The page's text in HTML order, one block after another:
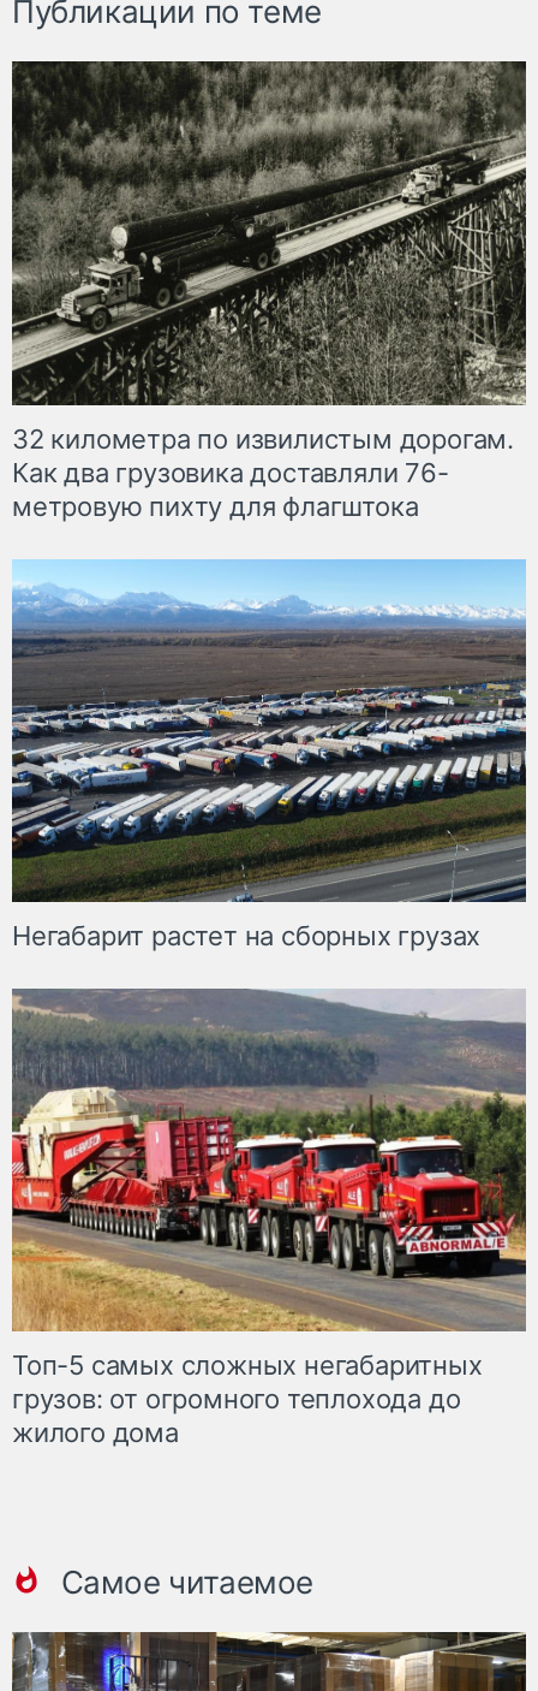
Публикации по теме
32 километра по извилистым дорогам.
Как два грузовика доставляли 76-
метровую пихту для флагштока
Негабарит растет на сборных грузах
Топ-5 самых сложных негабаритных
грузов: от огромного теплохода до
жилого дома
Самое читаемое